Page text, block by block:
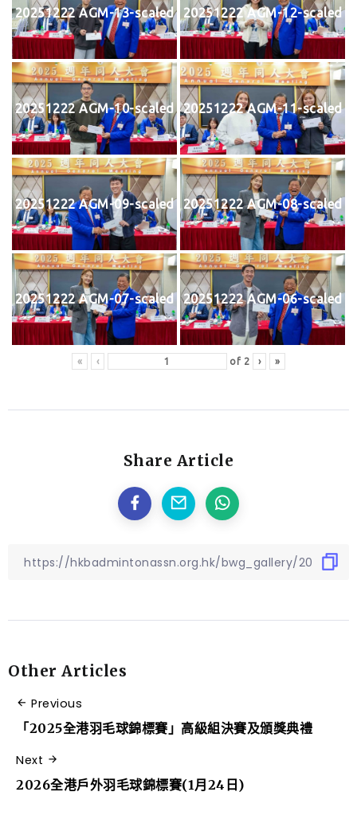
20251222 AGM-13-scaled 20251222 AGM-12-scaled
20251222 AGM-10-scaled 20251222 AGM-11-scaled
20251222 AGM-09-scaled 20251222 AGM-08-scaled
20251222 AGM-07-scaled 20251222 AGM-06-scaled
« ‹ of 2 › »
Share Article
Other Articles
Previous
「2025全港羽毛球錦標賽」高級組決賽及頒獎典禮
Next
2026全港戶外羽毛球錦標賽(1月24日)